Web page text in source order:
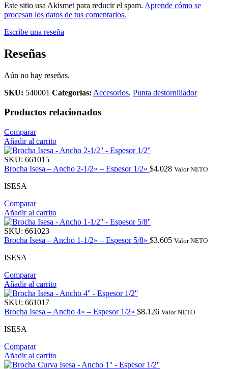
Este sitio usa Akismet para reducir el spam. Aprende cómo se
procesan los datos de tus comentarios.
Escribe una reseña
Reseñas
Aún no hay reseñas.
SKU: 540001 Categorías: Accesorios, Punta destornillador
Productos relacionados
Comparar
Añadir al carrito
SKU: 661015
Brocha Isesa – Ancho 2-1/2» – Espesor 1/2» $4.028 Valor NETO
ISESA
Comparar
Añadir al carrito
SKU: 661023
Brocha Isesa – Ancho 1-1/2» – Espesor 5/8» $3.605 Valor NETO
ISESA
Comparar
Añadir al carrito
SKU: 661017
Brocha Isesa – Ancho 4» – Espesor 1/2» $8.126 Valor NETO
ISESA
Comparar
Añadir al carrito